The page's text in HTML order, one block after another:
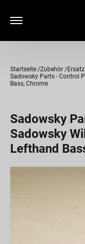
Startseite Zubehör
Sadowsky Parts - Control
Bass, Chrome
Sadowsky
Sadowsky
Lefthand